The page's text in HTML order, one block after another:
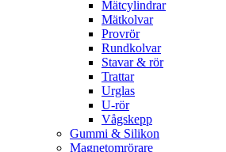
Mätcylindrar
Mätkolvar
Provrör
Rundkolvar
Stavar & rör
Trattar
Urglas
U-rör
Vågskepp
Gummi & Silikon
Magnetomrörare